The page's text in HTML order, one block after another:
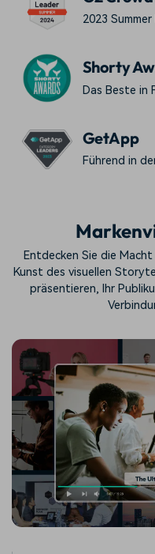
2023
Shorty
Das Beste in
GetApp
Führend in
Entdecken Sie die
Kunst des visuellen
präsentieren, Ihr